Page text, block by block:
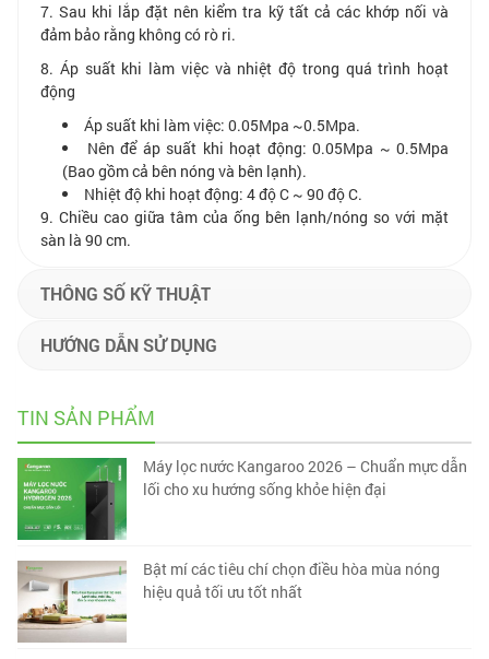
7. Sau khi lắp đặt nên kiểm tra kỹ tất cả các khớp nối và
đảm bảo rằng không có rò ri.
8. Áp suất khi làm việc và nhiệt độ trong quá trình hoạt
động
Áp suất khi làm việc: 0.05Mpa ~0.5Mpa.
Nên để áp suất khi hoạt động: 0.05Mpa ~ 0.5Mpa
(Bao gồm cả bên nóng và bên lạnh).
Nhiệt độ khi hoạt động: 4 độ C ~ 90 độ C.
9. Chiều cao giữa tâm của ống bên lạnh/nóng so với mặt
sàn là 90 cm.
THÔNG SỐ KỸ THUẬT
HƯỚNG DẪN SỬ DỤNG
TIN SẢN PHẨM
Máy lọc nước Kangaroo 2026 – Chuẩn mực dẫn
lối cho xu hướng sống khỏe hiện đại
Bật mí các tiêu chí chọn điều hòa mùa nóng
hiệu quả tối ưu tốt nhất